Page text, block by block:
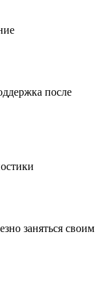
после
заняться своим